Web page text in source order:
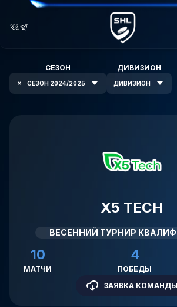
СЕЗОН
СЕЗОН 2024/2025
ДИВИЗИОН
ДИВИЗИОН
X5 TECH
ВЕСЕННИЙ ТУРНИР
10
МАТЧИ
4
ПОБЕДЫ
ЗАЯВКА КОМАНДЫ